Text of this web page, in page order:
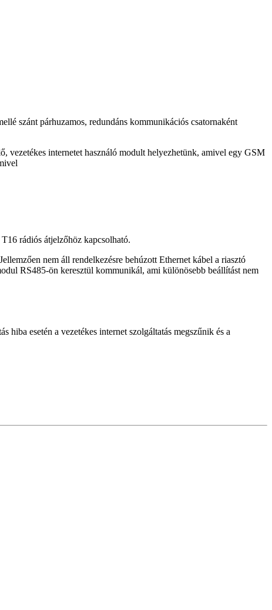
szánt párhuzamos, redundáns kommunikációs csatornaként
vezetékes internetet használó modult helyezhetünk, amivel egy GSM
rádiós átjelzőhöz kapcsolható.
nem áll rendelkezésre behúzott Ethernet kábel a riasztó
RS485-ön keresztül kommunikál, ami különösebb beállítást nem
esetén a vezetékes internet szolgáltatás megszűnik és a